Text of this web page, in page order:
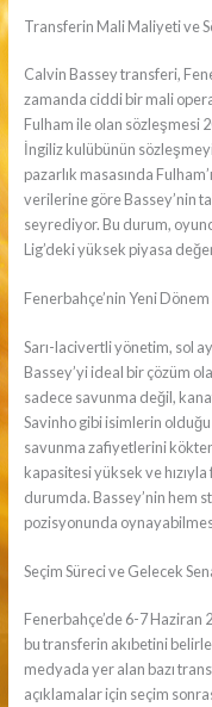
Transferin Mali Maliyeti ve
Calvin Bassey transferi,
zamanda ciddi bir mali
Fulham ile olan sözleşmesi
İngiliz kulübünün
pazarlık masasında
verilerine göre Bassey’nin
seyrediyor. Bu durum,
Lig’deki yüksek piyasa
Fenerbahçe’nin Yeni
Sarı-lacivertli yönetim, sol
Bassey’yi ideal bir çözüm
sadece savunma değil,
Savinho gibi isimlerin olduğu
savunma zafiyetlerini
kapasitesi yüksek ve
durumda. Bassey’nin hem
pozisyonunda
Seçim Süreci ve Gelecek
Fenerbahçe’de 6-7 Haziran
bu transferin akıbetini
medyada yer alan bazı
açıklamalar için seçim